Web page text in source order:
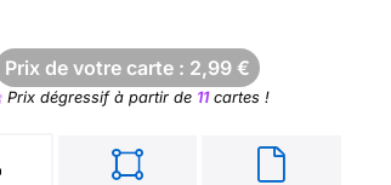
Prix de votre carte : 2,99 €
Prix dégressif à partir de 11cartes !